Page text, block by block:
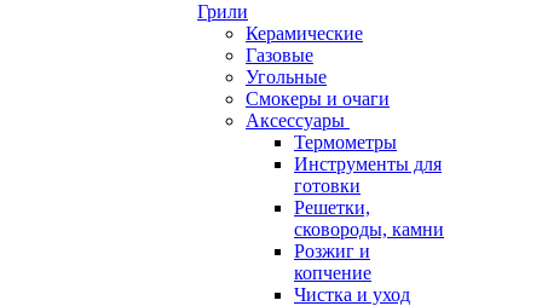
Грили
Керамические
Газовые
Угольные
Смокеры и очаги
Аксессуары
Термометры
Инструменты для
готовки
Решетки,
сковороды, камни
Розжиг и
копчение
Чистка и уход